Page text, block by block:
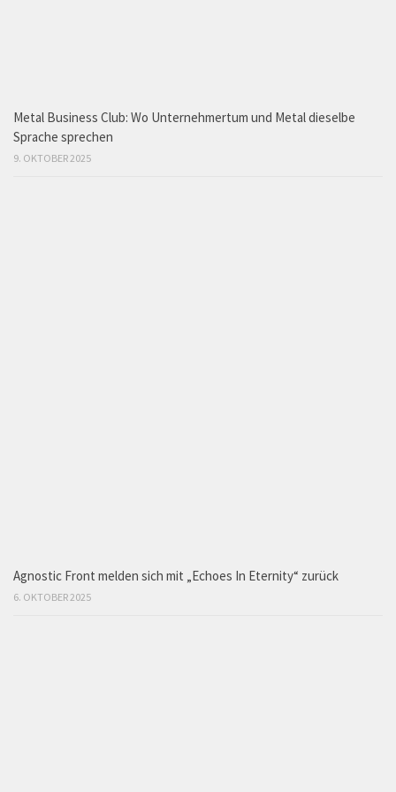
Metal Business Club: Wo Unternehmertum und Metal dieselbe
Sprache sprechen
9. OKTOBER 2025
Agnostic Front melden sich mit „Echoes In Eternity“ zurück
6. OKTOBER 2025